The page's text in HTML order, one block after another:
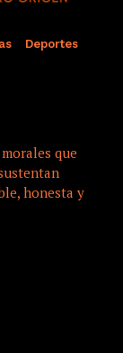
Deportes
que
honesta y